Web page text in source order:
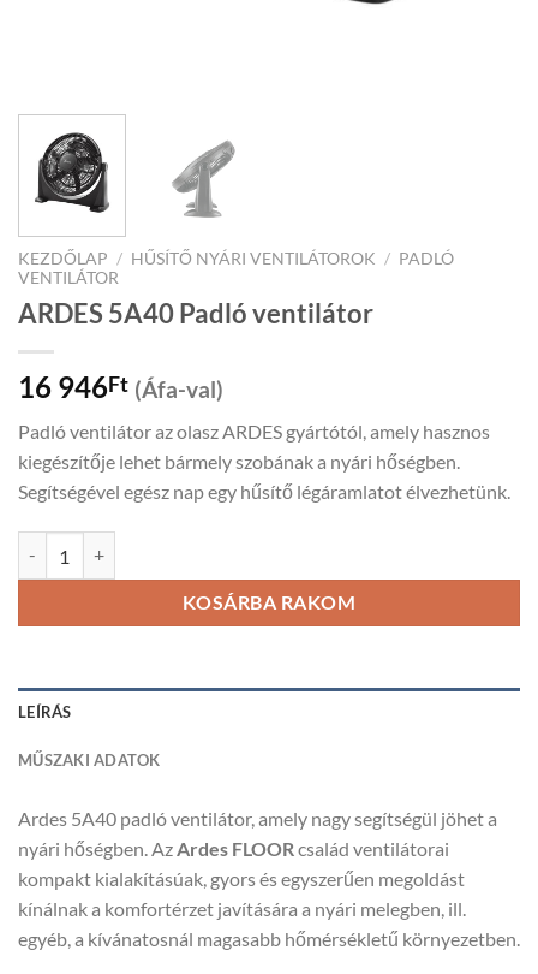
KEZDŐLAP / HŰSÍTŐ NYÁRI VENTILÁTOROK / PADLÓ
VENTILÁTOR
ARDES 5A40 Padló ventilátor
16 946Ft (Áfa-val)
Padló ventilátor az olasz ARDES gyártótól, amely hasznos
kiegészítője lehet bármely szobának a nyári hőségben.
Segítségével egész nap egy hűsítő légáramlatot élvezhetünk.
KOSÁRBA RAKOM
LEÍRÁS
MŰSZAKI ADATOK
Ardes 5A40 padló ventilátor, amely nagy segítségül jöhet a
nyári hőségben. AzArdes FLOORcsalád ventilátorai
kompakt kialakításúak, gyors és egyszerűen megoldást
kínálnak a komfortérzet javítására a nyári melegben, ill.
egyéb, a kívánatosnál magasabb hőmérsékletű környezetben.